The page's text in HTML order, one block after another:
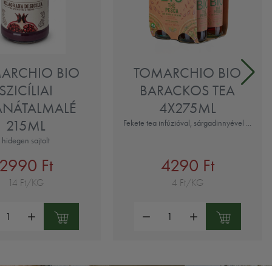
BIO
215ML
hidegen sajtolt
Ft
14 Ft/KG
TOMARCHIO BIO
BARACKOS TEA
4X275ML
Fekete tea infúzióval, sárgadinnyével ...
4290 Ft
4 Ft/KG